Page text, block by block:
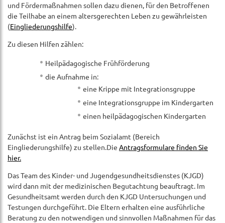
und Fördermaßnahmen sollen dazu dienen, für den Betroffenen
die Teilhabe an einem altersgerechten Leben zu gewährleisten
(Eingliederungshilfe).
Zu diesen Hilfen zählen:
Heilpädagogische Frühförderung
die Aufnahme in:
eine Krippe mit Integrationsgruppe
eine Integrationsgruppe im Kindergarten
einen heilpädagogischen Kindergarten
Zunächst ist ein Antrag beim Sozialamt (Bereich
Eingliederungshilfe) zu stellen.Die Antragsformulare finden Sie
hier.
Das Team des Kinder- und Jugendgesundheitsdienstes (KJGD)
wird dann mit der medizinischen Begutachtung beauftragt. Im
Gesundheitsamt werden durch den KJGD Untersuchungen und
Testungen durchgeführt. Die Eltern erhalten eine ausführliche
Beratung zu den notwendigen und sinnvollen Maßnahmen für das